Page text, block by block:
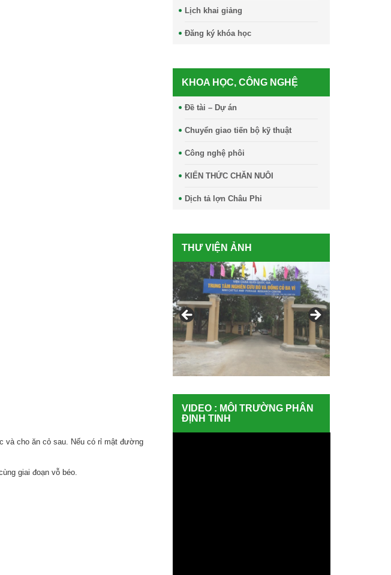
và cho ăn cỏ sau. Nếu có rỉ mật đường
giai đoạn vỗ béo.
Lịch khai giảng
Đăng ký khóa học
KHOA HỌC, CÔNG NGHỆ
Đề tài – Dự án
Chuyển giao tiến bộ kỹ thuật
Công nghệ phôi
KIẾN THỨC CHĂN NUÔI
Dịch tả lợn Châu Phi
THƯ VIỆN ẢNH
VIDEO : MÔI TRƯỜNG PHÂN
ĐỊNH TINH